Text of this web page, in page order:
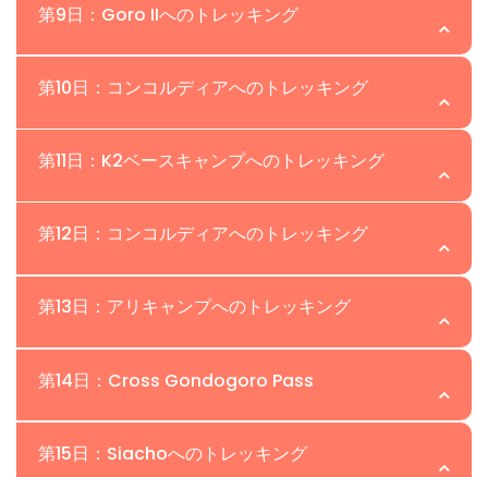
然の美しさを示し、冒険者にとって忘れられない体験とな
Trango Towers、Uli Baiho、Paju Peakの素晴らしい景色
を明らかにします。4〜5時間のトレッキングの後、Liligo
でのランチの後、Baltoro Glacierの右端に位置する
場所:Urdukas | 高度:4,000m
キングは、トランゴ、ウリビアホ、カテドラルを含む花崗
岩の尖塔の息をのむような景色を提供します。バクトロー
トレックの氷河キャンプの前の最後のキャンプとして、比
第9日：Goro IIへのトレッキング
場所:Goro II | 高度:4,300m
トレッキングし、右にMasherbrum、左にMuztaghがあ
ります。3-4時間のトレッキングの後、Goro 1でのランチ
の後、さらに3-4時間かけてGoro 2に向かいます。そこは
提供します。
第10日：コンコルディアへのトレッキング
場所:Concordia | 高度:4,700m
息をのむような風景を横断し、コンコルディアに到達しま
す。「山の神々の玉座の間」として知られています。壮大
な山々に囲まれたキャンプサイトは、稀で寒い自然の体験
第11日：K2ベースキャンプへのトレッキング
場所：K2ベースキャンプ | 高度：5,100m
り、Gilkey Memorialを訪れたり、Broad Peak Base
Campまでハイキングしたり、単にConcordiaの360度の
山の景色を楽しんだりすることができます。日々は多様な
第12日：コンコルディアへのトレッキング
場所:Concordia | 高度:4,700m
Karakoram Rangeの息をのむような風景を通りながら足
跡をたどります。このルートは、Concordiaを囲む壮大な
山々の印象的でありながら親しみのある視点を提供しま
第13日：アリキャンプへのトレッキング
場所：Ali Camp | 高度：5,000m
越え、ヴィーニュ氷河を横断します。小さなクレバスがあ
第14日：Cross Gondogoro Pass
場所：Khuspang Camp | 高度：4,700m
第15日：Siachoへのトレッキング